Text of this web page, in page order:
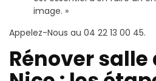
image. »
Appelez-Nous au 04 22 13 00 45.
Rénover